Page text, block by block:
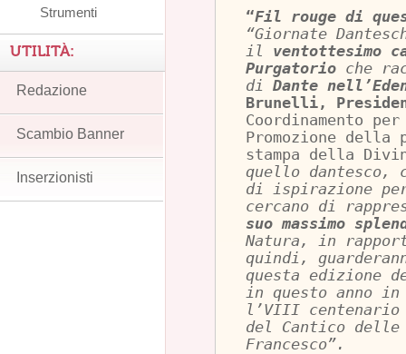
“Fil rouge di
“Giornate
il ventottesimo
Purgatorio che
di Dante
Brunelli,
Coordinamento
Promozione della
stampa della
quello dantesco,
di ispirazione
cercano di
suo massimo
Natura, in
quindi,
questa edizione
in questo anno
l’VIII centenario
del Cantico delle
Francesco”.
Strumenti
UTILITÀ:
Redazione
Scambio Banner
Inserzionisti